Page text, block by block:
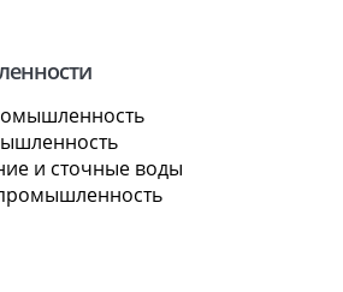
и сточные воды